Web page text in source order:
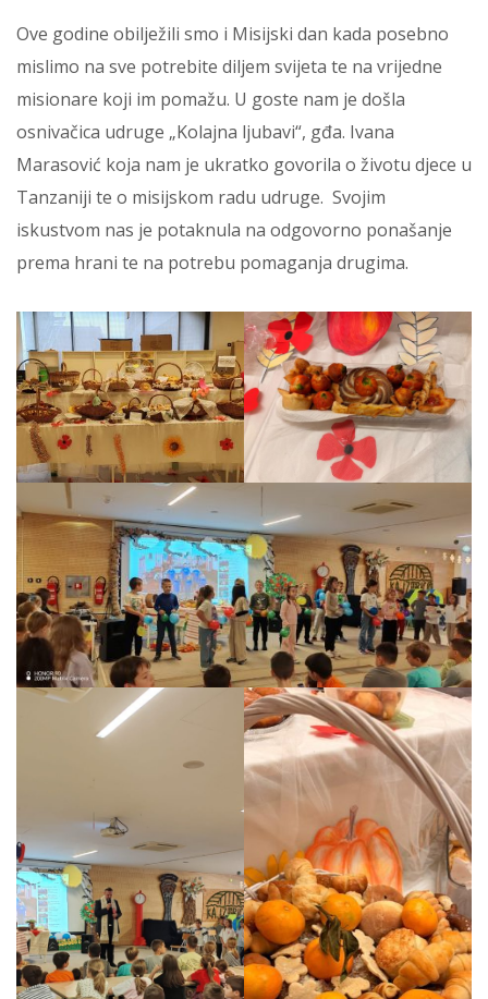
Ove godine obilježili smo i Misijski dan kada posebno
mislimo na sve potrebite diljem svijeta te na vrijedne
misionare koji im pomažu. U goste nam je došla
osnivačica udruge „Kolajna ljubavi“, gđa. Ivana
Marasović koja nam je ukratko govorila o životu djece u
Tanzaniji te o misijskom radu udruge. Svojim
iskustvom nas je potaknula na odgovorno ponašanje
prema hrani te na potrebu pomaganja drugima.